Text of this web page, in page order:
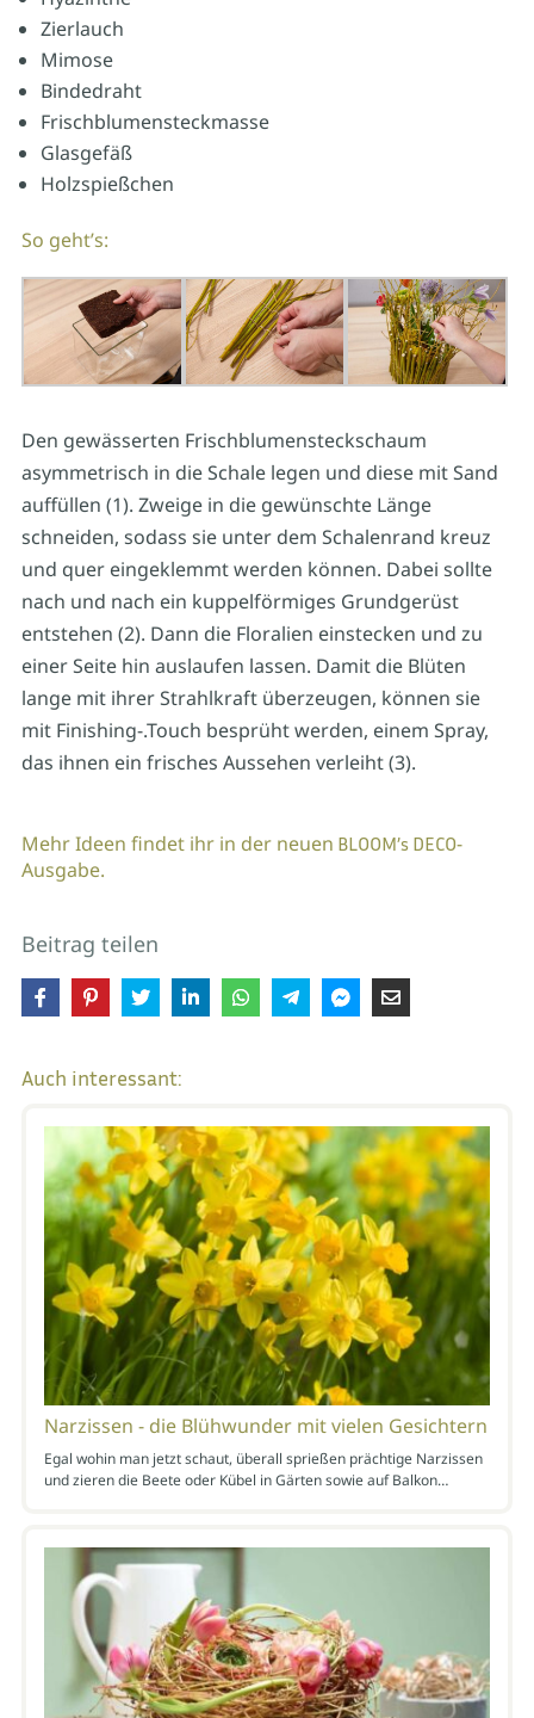
Zierlauch
Mimose
Bindedraht
Frischblumensteckmasse
Glasgefäß
Holzspießchen
So geht’s:
Den gewässerten Frischblumensteckschaum
asymmetrisch in die Schale legen und diese mit Sand
auffüllen (1). Zweige in die gewünschte Länge
schneiden, sodass sie unter dem Schalenrand kreuz
und quer eingeklemmt werden können. Dabei sollte
nach und nach ein kuppelförmiges Grundgerüst
entstehen (2). Dann die Floralien einstecken und zu
einer Seite hin auslaufen lassen. Damit die Blüten
lange mit ihrer Strahlkraft überzeugen, können sie
mit Finishing-.Touch besprüht werden, einem Spray,
das ihnen ein frisches Aussehen verleiht (3).
Mehr Ideen findet ihr in der neuen BLOOM’s DECO-
Ausgabe.
Beitrag teilen
Auch interessant:
Narzissen - die Blühwunder mit vielen Gesichtern
Egal wohin man jetzt schaut, überall sprießen prächtige Narzissen
und zieren die Beete oder Kübel in Gärten sowie auf Balkon…